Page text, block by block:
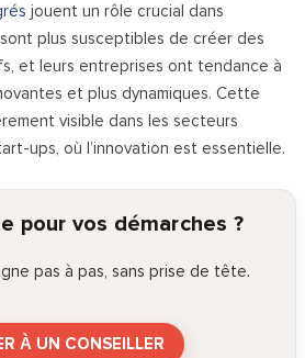
jouent un rôle crucial dans
sont plus susceptibles de créer des
et leurs entreprises ont tendance à
et plus dynamiques. Cette
visible dans les secteurs
ups, où l’innovation est essentielle.
pour vos démarches ?
pas à pas, sans prise de tête.
À UN CONSEILLER